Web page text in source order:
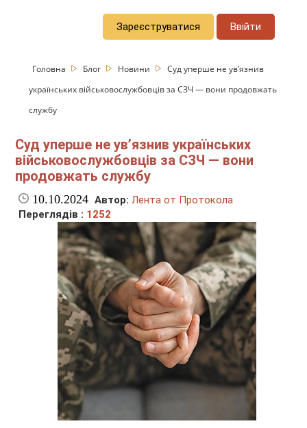
Зареєструватися Ввійти
Головна Блог Новини
Суд уперше не увʼязнив
українських військовослужбовців за СЗЧ — вони продовжать
службу
Суд уперше не увʼязнив українських
військовослужбовців за СЗЧ — вони
продовжать службу
10.10.2024 Автор: Лента от Протокола
Переглядів : 1252